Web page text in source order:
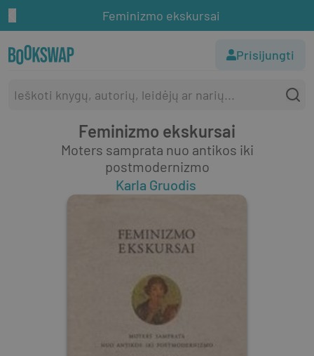
Feminizmo ekskursai
Prisijungti
Feminizmo ekskursai
Moters samprata nuo antikos iki
postmodernizmo
Karla Gruodis